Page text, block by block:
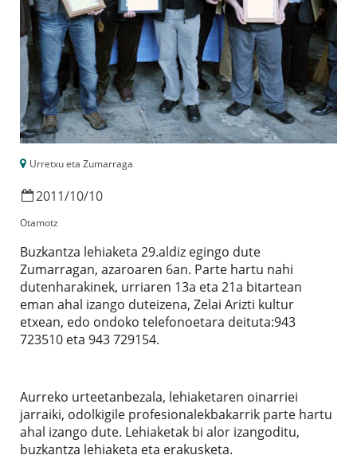
Urretxu eta Zumarraga
2011/10/10
Otamotz
Buzkantza lehiaketa 29.aldiz egingo dute
Zumarragan, azaroaren 6an. Parte hartu nahi
dutenharakinek, urriaren 13a eta 21a bitartean
eman ahal izango duteizena, Zelai Arizti kultur
etxean, edo ondoko telefonoetara deituta:943
723510 eta 943 729154.
Aurreko urteetanbezala, lehiaketaren oinarriei
jarraiki, odolkigile profesionalekbakarrik parte hartu
ahal izango dute. Lehiaketak bi alor izangoditu,
buzkantza lehiaketa eta erakusketa.